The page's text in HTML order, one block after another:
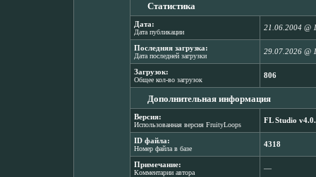
Статистика
Дата:
Дата публикации
21.06.2004 @
Последняя загрузка:
Дата последней загрузки
29.07.2026 @
Загрузок:
Общее кол-во загрузок
806
Дополнительная информация
Версия:
Использованная версия FruityLoops
FL Studio
ID файла:
Номер файла в базе
4318
Примечание:
Комментарии автора
―